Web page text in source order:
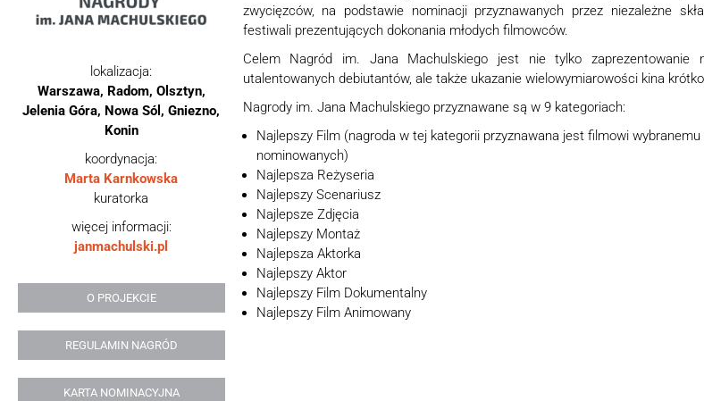
lokalizacja:
Warszawa, Radom, Olsztyn,
Jelenia Góra, Nowa Sól, Gniezno,
Konin
koordynacja:
Marta Karnkowska
kuratorka
więcej informacji:
janmachulski.pl
O PROJEKCIE
REGULAMIN NAGRÓD
KARTA NOMINACYJNA
zwycięzców, na podstawie nominacji przyznawanych przez niezależne
festiwali prezentujących dokonania młodych filmowców.
Celem Nagród im. Jana Machulskiego jest nie tylko zaprezentowanie
utalentowanych debiutantów, ale także ukazanie wielowymiarowości kina
Nagrody im. Jana Machulskiego przyznawane są w 9 kategoriach:
Najlepszy Film (nagroda w tej kategorii przyznawana jest filmowi
nominowanych)
Najlepsza Reżyseria
Najlepszy Scenariusz
Najlepsze Zdjęcia
Najlepszy Montaż
Najlepsza Aktorka
Najlepszy Aktor
Najlepszy Film Dokumentalny
Najlepszy Film Animowany